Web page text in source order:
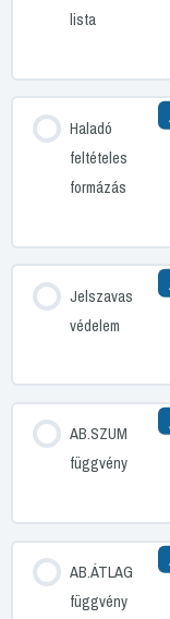
lista
Haladó
feltételes
formázás
Jelszavas
védelem
AB.SZUM
függvény
AB.ÁTLAG
függvény